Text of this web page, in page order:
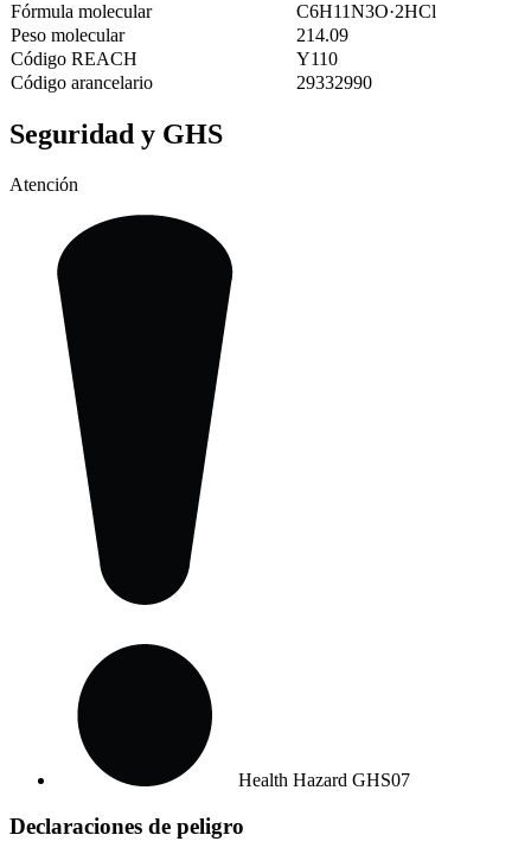
Fórmula molecular
C6H11N3O·2HCl
Peso molecular
214.09
Código REACH
Y110
Código arancelario
29332990
Seguridad y GHS
Atención
Health Hazard GHS07
Declaraciones de peligro